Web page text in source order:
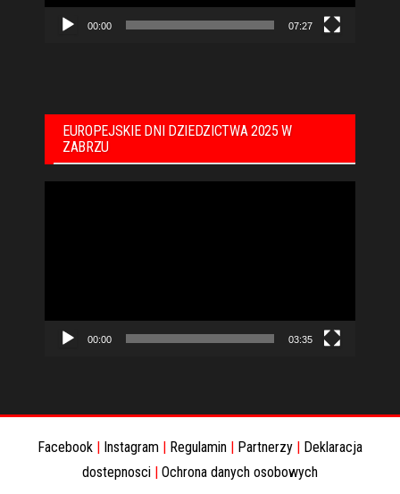
00:00 07:27
EUROPEJSKIE DNI DZIEDZICTWA 2025 W
ZABRZU
00:00 03:35
Facebook | Instagram | Regulamin | Partnerzy | Deklaracja
dostepnosci | Ochrona danych osobowych